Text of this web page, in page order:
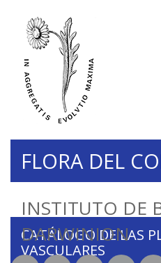
INSTITUTO DE
DARWINION
FLORA DEL
CATÁLOGO DE LAS
VASCULARES